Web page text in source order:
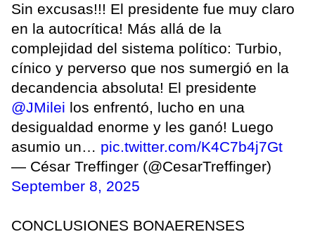
Sin excusas!!! El presidente fue muy claro
en la autocrítica! Más allá de la
complejidad del sistema político: Turbio,
cínico y perverso que nos sumergió en la
decandencia absoluta! El presidente
@JMilei los enfrentó, lucho en una
desigualdad enorme y les ganó! Luego
asumio un… pic.twitter.com/K4C7b4j7Gt
— César Treffinger (@CesarTreffinger)
September 8, 2025
CONCLUSIONES BONAERENSES